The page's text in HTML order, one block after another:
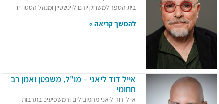
בית הספר למשחק יורם לוינשטיין ומנהל הסטודיו
להמשך קריאה »
אייל דוד ליאני – מו"ל, משפטן ואמן רב
תחומי
אייל דוד ליאני מהמובילים והמשפיעים בתרבות